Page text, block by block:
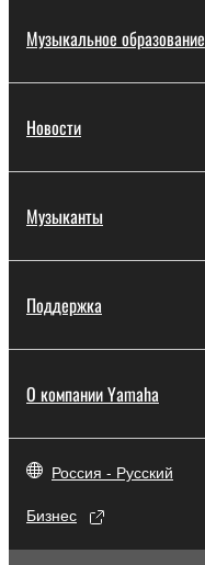
Музыкальное образование
Новости
Музыканты
Поддержка
О компании Yamaha
Россия - Русский
Бизнес